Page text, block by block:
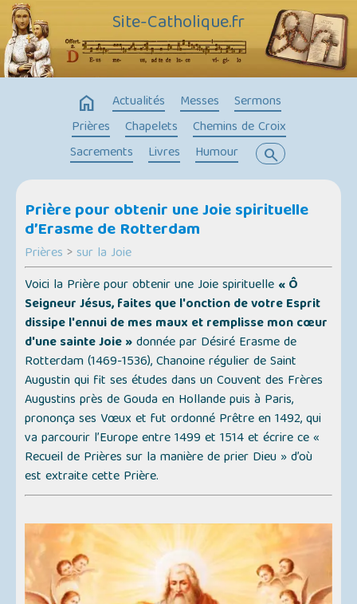
Site-Catholique.fr
home Actualités Messes
Sermons
Prières
Chapelets
Chemins de Croix
Sacrements
Livres Humour search
Prière pour obtenir une Joie spirituelle
d’Erasme de Rotterdam
Prières >sur la Joie
Voici la Prière pour obtenir une Joie spirituelle « Ô
Seigneur Jésus, faites que l'onction de votre Esprit
dissipe l'ennui de mes maux et remplisse mon cœur
d'une sainte Joie »donnée par Désiré Erasme de
Rotterdam (1469-1536), Chanoine régulier de Saint
Augustin qui fit ses études dans un Couvent des Frères
Augustins près de Gouda en Hollande puis à Paris,
prononça ses Vœux et fut ordonné Prêtre en 1492, qui
va parcourir l’Europe entre 1499 et 1514 et écrire ce«
Recueil de Prières sur la manière de prier Dieu »d’où
est extraite cette Prière.